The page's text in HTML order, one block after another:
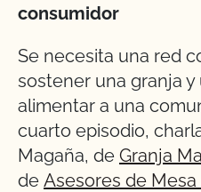
consumidor
Se necesita una red
sostener una granja y
alimentar a una
cuarto episodio,
Magaña, de Granja
de Asesores de Mesa